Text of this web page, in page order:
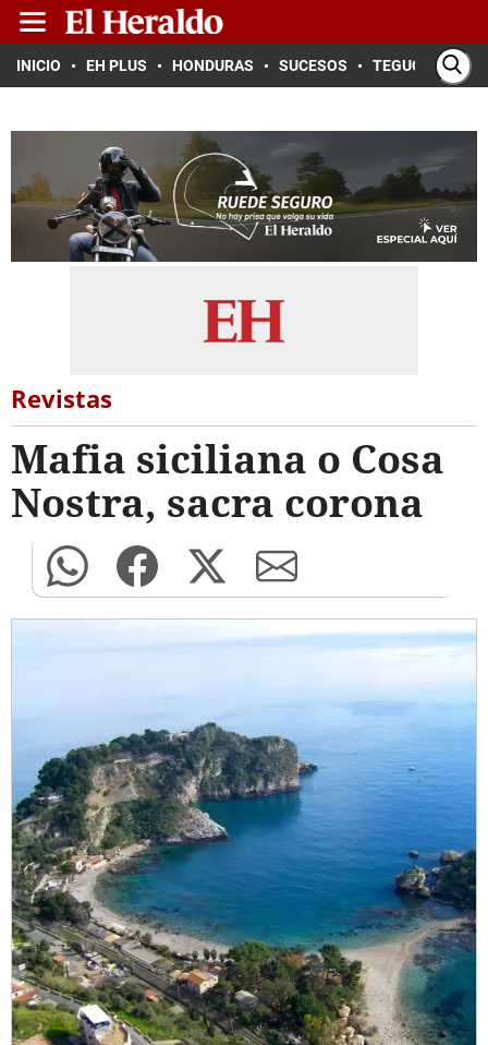
INICIO EH PLUS HONDURAS SUCESOS TEGUCIGALPA
Revistas
Mafia siciliana o Cosa
Nostra, sacra corona